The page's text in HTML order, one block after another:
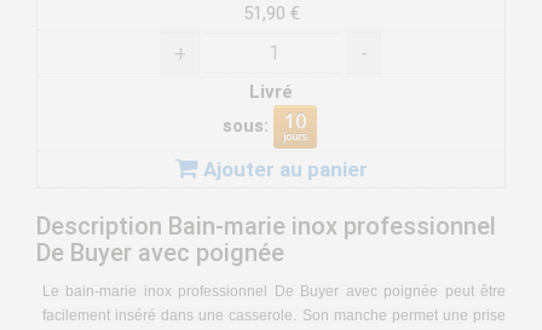
51,90 €
+ -
Livré
sous:
Ajouter au panier
Description Bain-marie inox professionnel
De Buyer avec poignée
Le bain-marie inox professionnel De Buyer avec poignée peut être
facilement inséré dans une casserole. Son manche permet une prise